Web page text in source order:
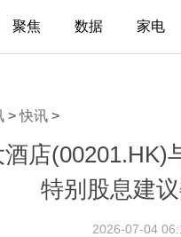
聚焦 数据 家电
>快讯 >
店(00201.HK)
特别股息建
2026-07-04